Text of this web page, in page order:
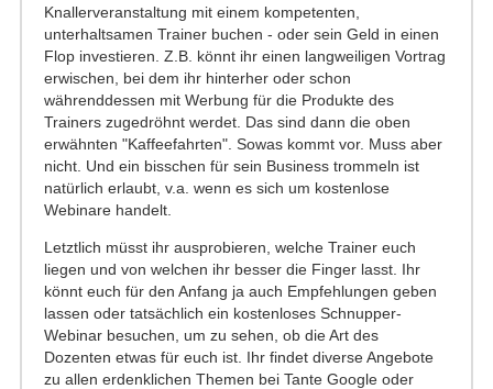
Knallerveranstaltung mit einem kompetenten,
unterhaltsamen Trainer buchen - oder sein Geld in einen
Flop investieren. Z.B. könnt ihr einen langweiligen Vortrag
erwischen, bei dem ihr hinterher oder schon
währenddessen mit Werbung für die Produkte des
Trainers zugedröhnt werdet. Das sind dann die oben
erwähnten "Kaffeefahrten". Sowas kommt vor. Muss aber
nicht. Und ein bisschen für sein Business trommeln ist
natürlich erlaubt, v.a. wenn es sich um kostenlose
Webinare handelt.
Letztlich müsst ihr ausprobieren, welche Trainer euch
liegen und von welchen ihr besser die Finger lasst. Ihr
könnt euch für den Anfang ja auch Empfehlungen geben
lassen oder tatsächlich ein kostenloses Schnupper-
Webinar besuchen, um zu sehen, ob die Art des
Dozenten etwas für euch ist. Ihr findet diverse Angebote
zu allen erdenklichen Themen bei Tante Google oder